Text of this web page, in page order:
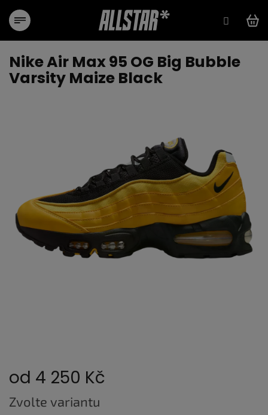
obsah
Nike Air Max 95 OG Big Bubble
Varsity Maize Black
od 4 250 Kč
Měrná
cena:
Zvolte variantu